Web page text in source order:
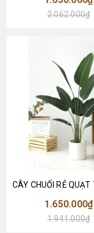
2.062.000₫
1.650.000₫
1.941.000₫